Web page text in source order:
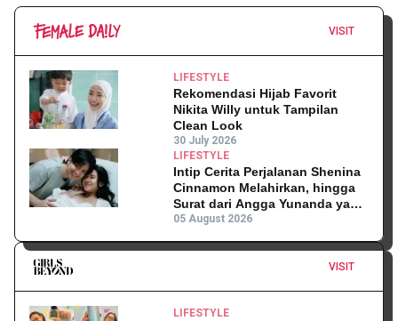
VISIT
LIFESTYLE
Rekomendasi Hijab Favorit
Nikita Willy untuk Tampilan
Clean Look
30 July 2026
LIFESTYLE
Intip Cerita Perjalanan Shenina
Cinnamon Melahirkan, hingga
Surat dari Angga Yunanda yang
Mengharukan!
05 August 2026
VISIT
LIFESTYLE